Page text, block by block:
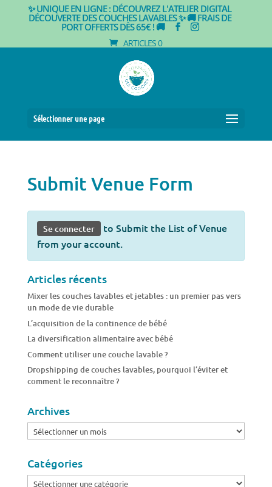
✨ UNIQUE EN LIGNE : DÉCOUVREZ L'ATELIER DIGITAL
DÉCOUVERTE DES COUCHES LAVABLES ✨🚚 FRAIS DE
PORT OFFERTS DÈS 65€ ! 🚚
ARTICLES 0
Sélectionner une page
Submit Venue Form
Se connecter
to Submit the List of Venue
from your account.
Articles récents
Mixer les couches lavables et jetables : un premier pas vers
un mode de vie durable
L’acquisition de la continence de bébé
La diversification alimentaire avec bébé
Comment utiliser une couche lavable ?
Dropshipping de couches lavables, pourquoi l’éviter et
comment le reconnaître ?
Archives
Archives
Catégories
Catégories